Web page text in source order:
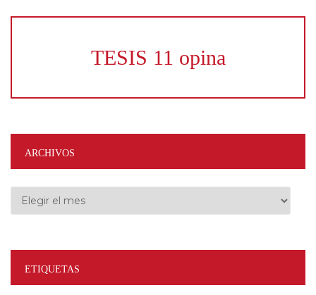
TESIS 11 opina
ARCHIVOS
Archivos
ETIQUETAS